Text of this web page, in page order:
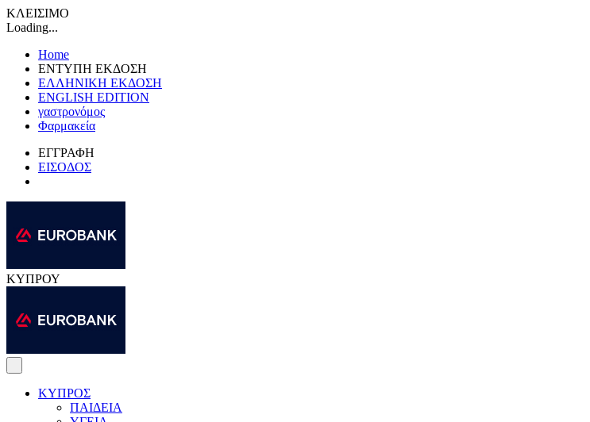
ΚΛΕΙΣΙΜΟ
Loading...
Home
ΕΝΤΥΠΗ ΕΚΔΟΣΗ
ΕΛΛΗΝΙΚΗ ΕΚΔΟΣΗ
ENGLISH EDITION
γαστρονόμος
Φαρμακεία
ΕΓΓΡΑΦΗ
ΕΙΣΟΔΟΣ
ΚΥΠΡΟΥ
ΚΥΠΡΟΣ
ΠΑΙΔΕΙΑ